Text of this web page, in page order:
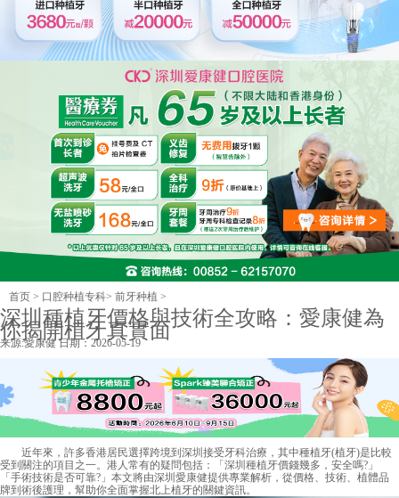
首页 > 口腔种植专科> 前牙种植 >
深圳種植牙價格與技術全攻略：愛康健為
你揭開植牙真實面
来源:愛康健日期：2026-05-19
近年來，許多香港居民選擇跨境到深圳接受牙科治療，其中種植牙(植牙)是比較
受到關注的項目之一。港人常有的疑問包括：「 深圳種植牙價錢幾多，安全嗎?」
「手術技術是否可靠?」本文將由深圳 愛康健提供專業解析，從價格、技術、植體品
牌到術後護理，幫助你全面掌握北上植牙的關鍵資訊。